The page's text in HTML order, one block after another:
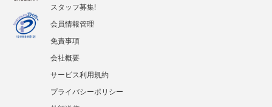
スタッフ募集!
会員情報管理
免責事項
会社概要
サービス利用規約
プライバシーポリシー